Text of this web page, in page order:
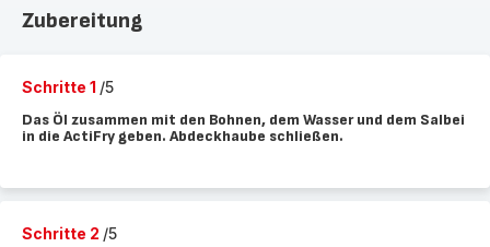
Zubereitung
Schritte 1 /5
Das Öl zusammen mit den Bohnen, dem Wasser und dem Salbei
in die ActiFry geben. Abdeckhaube schließen.
Schritte 2 /5